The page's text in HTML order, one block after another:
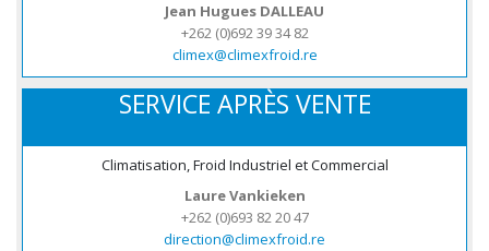
Jean Hugues DALLEAU
+262 (0)692 39 34 82
climex@climexfroid.re
SERVICE APRÈS VENTE
Climatisation, Froid Industriel et Commercial
Laure Vankieken
+262 (0)693 82 20 47
direction@climexfroid.re